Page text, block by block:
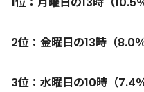
2位：金曜日の13時（8.0％
3位：水曜日の10時（7.4％